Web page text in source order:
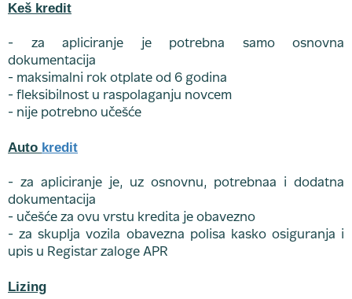
Keš kredit
- za apliciranje je potrebna samo osnovna
dokumentacija
- maksimalni rok otplate od 6 godina
- fleksibilnost u raspolaganju novcem
- nije potrebno učešće
Auto kredit
- za apliciranje je, uz osnovnu, potrebnaa i dodatna
dokumentacija
- učešće za ovu vrstu kredita je obavezno
- za skuplja vozila obavezna polisa kasko osiguranja i
upis u Registar zaloge APR
Lizing